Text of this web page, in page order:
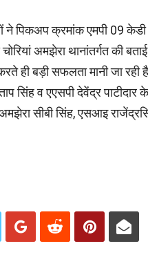
ने पिकअप क्रमांक एमपी 09
अमझेरा थानांतर्गत की
ही बड़ी सफलता मानी जा रही
सिंह व एएसपी देवेंद्र पाटीदार
सीबी सिंह, एसआइ